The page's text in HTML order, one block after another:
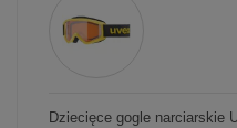
Dziecięce gogle narciarskie